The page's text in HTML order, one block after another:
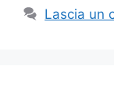
Lascia un